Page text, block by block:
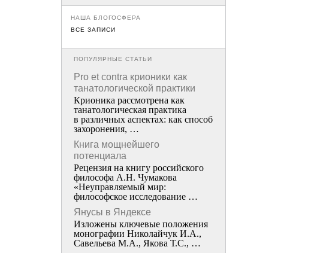
НАША БЛОГОСФЕРА
ВСЕ ЗАПИСИ
ПОПУЛЯРНЫЕ СТАТЬИ
Pro et contra крионики как
танатологической практики
Крионика рассмотрена как
танатологическая практика
в различных аспектах: как способ
захоронения, …
Книга мощнейшего
потенциала
Рецензия на книгу российского
философа А.Н. Чумакова
«Неуправляемый мир:
философское исследование …
Янусы в Яндексе
Изложены ключевые положения
монографии Николайчук И.А.,
Савельева М.А., Якова Т.С., …